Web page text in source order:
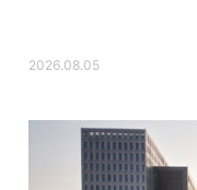
2026.08.05